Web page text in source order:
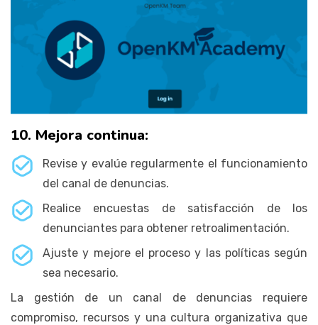
10. Mejora continua:
Revise y evalúe regularmente el funcionamiento
del canal de denuncias.
Realice encuestas de satisfacción de los
denunciantes para obtener retroalimentación.
Ajuste y mejore el proceso y las políticas según
sea necesario.
La gestión de un canal de denuncias requiere
compromiso, recursos y una cultura organizativa que